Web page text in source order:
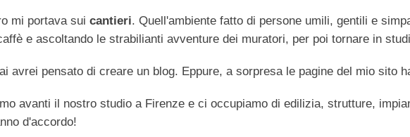
mi portava sui cantieri. Quell'ambiente fatto di persone umili, gentili e
e ascoltando le strabilianti avventure dei muratori, per poi tornare in
avrei pensato di creare un blog. Eppure, a sorpresa le pagine del mio sito
avanti il nostro studio a Firenze e ci occupiamo di edilizia, strutture,
d'accordo!